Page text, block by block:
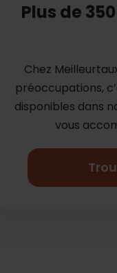
Plus de
Chez
préoccupations,
disponibles dans
vous